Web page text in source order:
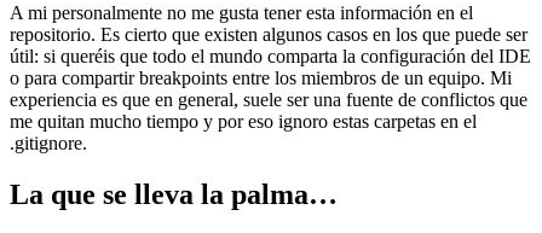
A mi personalmente no me gusta tener esta información en el
repositorio. Es cierto que existen algunos casos en los que puede ser
útil: si queréis que todo el mundo comparta la configuración del IDE
o para compartir breakpoints entre los miembros de un equipo. Mi
experiencia es que en general, suele ser una fuente de conflictos que
me quitan mucho tiempo y por eso ignoro estas carpetas en el
.gitignore.
La que se lleva la palma…